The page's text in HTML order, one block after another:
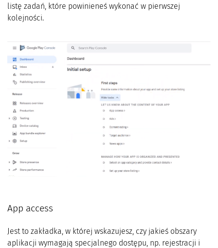
listę zadań, które powinieneś wykonać w pierwszej
kolejności.
App access
Jest to zakładka, w której wskazujesz, czy jakieś obszary
aplikacji wymagają specjalnego dostępu, np. rejestracji i